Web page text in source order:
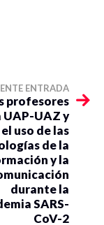
ENTRADA
profesores
UAP-UAZ y
el uso de las
de la
y la
durante la
SARS-
CoV-2